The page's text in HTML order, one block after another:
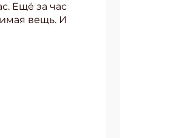
Ещё за час
вещь. И